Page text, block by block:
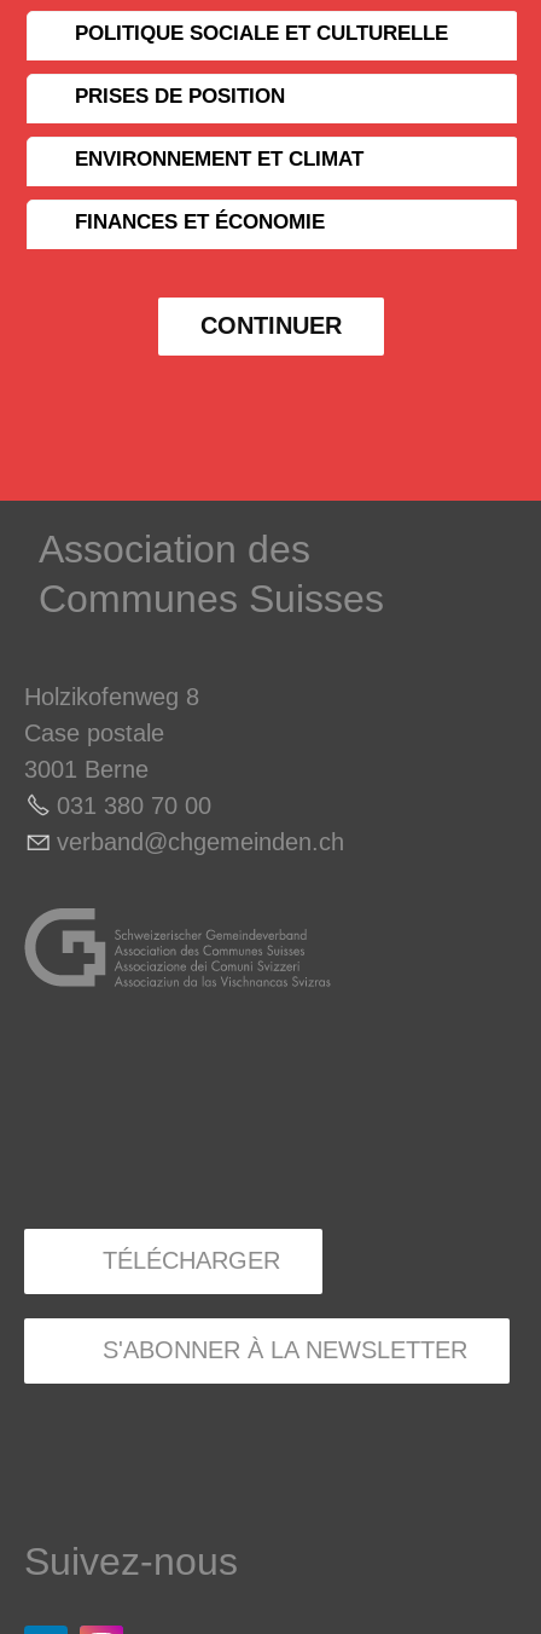
POLITIQUE SOCIALE ET CULTURELLE
PRISES DE POSITION
ENVIRONNEMENT ET CLIMAT
FINANCES ET ÉCONOMIE
CONTINUER
­Association des­
Communes ­Suisses
Holzikofenweg 8
Case postale
3001 Berne
031 380 70 00
v rb nd chg m nd n ch
TÉLÉCHARGER
S'ABONNER À LA NEWSLETTER
Suivez-nous